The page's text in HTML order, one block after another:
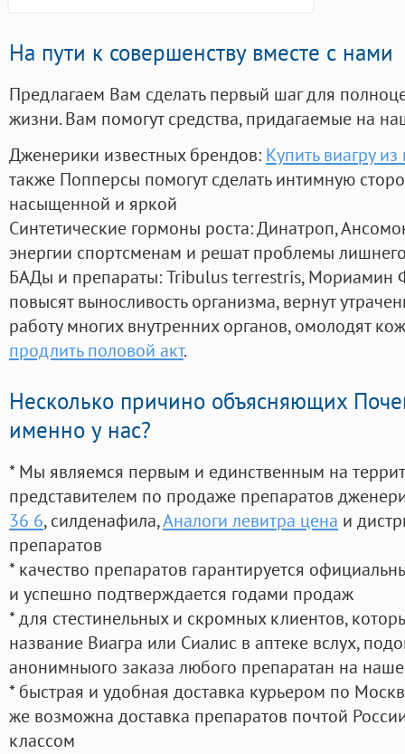
На пути к совершенству вместе с нами
Предлагаем Вам сделать первый шаг для
жизни. Вам помогут средства, придагаемые на
Дженерики известных брендов: Купить виагру
также Попперсы помогут сделать интимную
насыщенной и яркой
Синтетические гормоны роста: Динатроп,
энергии спортсменам и решат проблемы
БАДы и препараты:Tribulus terrestris, Мориамин
повысят выносливость организма, вернут
работу многих внутренних органов, омолодят
продлить половой акт.
Несколько причино объясняющих
именно у нас?
* Мы являемся первым и единственным на
представителем по продаже препаратов
36 6, силденафила,Аналоги левитра цена и
препаратов
* качество препаратов гарантируется
и успешно подтверждается годами продаж
* для стестинельных и скромных клиентов,
название Виагра или Сиалис в аптеке вслух,
анонимныого заказа любого препаратан на
* быстрая и удобная доставка курьером по
же возможна доставка препаратов почтой
классом